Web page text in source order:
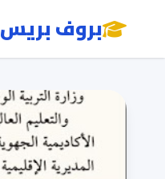
بروف بريس